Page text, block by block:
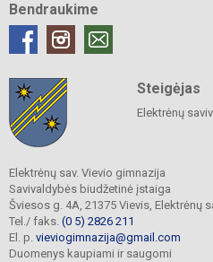
Bendraukime
Steigėjas
Elektrėnų
Elektrėnų sav. Vievio gimnazija
Savivaldybės biudžetinė įstaiga
Šviesos g. 4A, 21375 Vievis, Elektrėnų
Tel./ faks. (0 5) 2826 211
El. p. vieviogimnazija@gmail.com
Duomenys kaupiami ir saugomi